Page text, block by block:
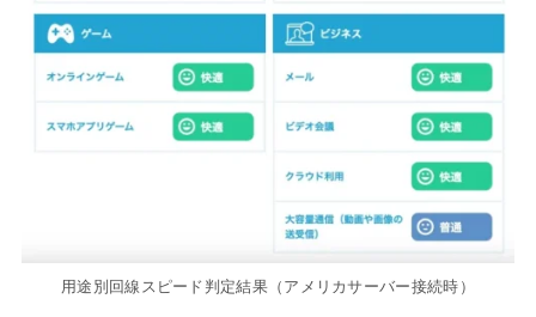
用途別回線スピード判定結果（アメリカサーバー接続時）